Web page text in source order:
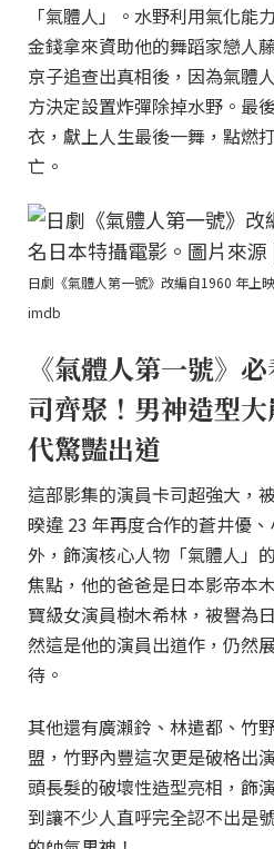
「氣體人」。水野利用氣化能
金錢拿來資助他的舞蹈家戀人
京子追查出真相後，因為氣體
方決定設置炸彈除掉水野。最
衣，獻上人生最後一舞，點燃
亡。
日劇《氣體人第一號》改編自1960 年上
imdb
《氣體人第一號》
司齊聚！男神造型
代驚豔出道
這部影集的演員卡司超強大，
暌違 23 年再度合作的蒼井優、
外，飾演核心人物「氣體人」
焦點，他的爸爸是日本影帝本
寶級女演員樹木希林，被譽為
然這是他的演員出道作，仍然
待。
其他還有廣瀨鈴、林遣都、竹
盟，竹野內豐這次更是破格出
頭長髮的破壞性造型亮相，飾
到讓不少人直呼完全認不出是